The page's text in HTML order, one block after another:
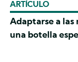
ARTÍCULO
Adaptarse a las
una botella